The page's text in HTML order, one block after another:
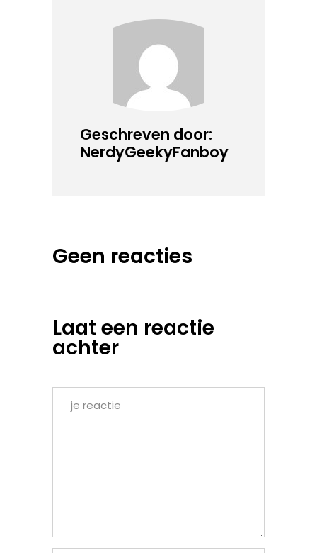
Geschreven door:
NerdyGeekyFanboy
Geen reacties
Laat een reactie
achter